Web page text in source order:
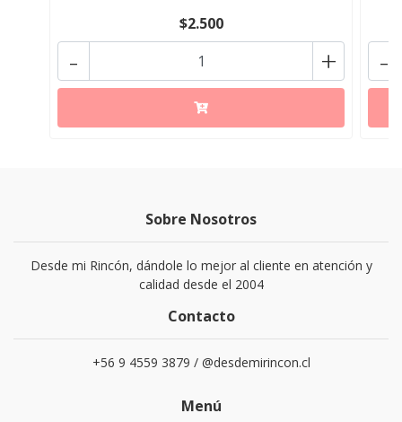
$2.500
+
- -
Sobre Nosotros
Desde mi Rincón, dándole lo mejor al cliente en atención y
calidad desde el 2004
Contacto
+56 9 4559 3879 / @desdemirincon.cl
Menú